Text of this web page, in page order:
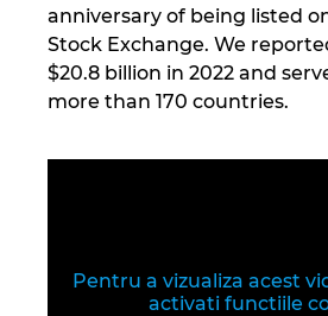
anniversary of being listed
Stock Exchange. We
$20.8 billion in 2022 and
more than 170 countries.
Pentru a vizualiza acest
activati functiile
Franta
Germania
Indonezia